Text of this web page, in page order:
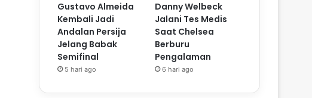
Gustavo Almeida
Kembali Jadi
Andalan Persija
Jelang Babak
Semifinal
5 hari ago
Danny Welbeck
Jalani Tes Medis
Saat Chelsea
Berburu
Pengalaman
6 hari ago